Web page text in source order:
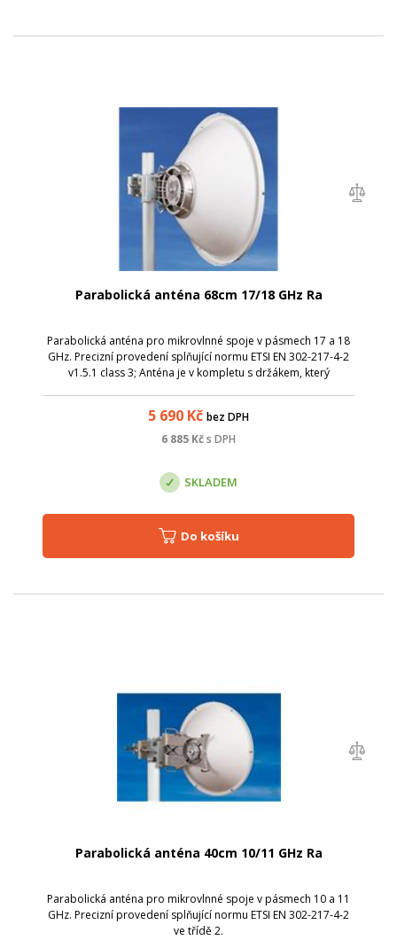
Parabolická anténa 68cm 17/18 GHz Ra
Parabolická anténa pro mikrovlnné spoje v pásmech 17 a 18
GHz. Precizní provedení splňující normu ETSI EN 302-217-4-2
v1.5.1 class 3; Anténa je v kompletu s držákem, který
5 690 Kč bez DPH
6 885 Kčs DPH
SKLADEM
Do košíku
Parabolická anténa 40cm 10/11 GHz Ra
Parabolická anténa pro mikrovlnné spoje v pásmech 10 a 11
GHz. Precizní provedení splňující normu ETSI EN 302-217-4-2
ve třídě 2.